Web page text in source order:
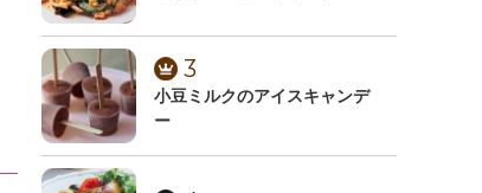
3
小豆ミルクのアイスキャンデ
ー